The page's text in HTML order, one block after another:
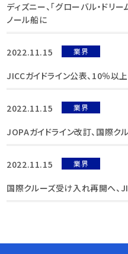
ディズニー、「グローバル・ドリ
ノール船に
2022.11.15 業界
JICCガイドライン公表、10％以
2022.11.15 業界
JOPAガイドライン改訂、国際ク
2022.11.15 業界
国際クルーズ受け入れ再開へ、